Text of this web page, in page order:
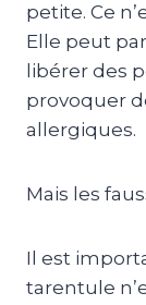
petite. Ce
Elle peut
libérer des
provoquer
allergiques.
Mais les
Il est
tarentule